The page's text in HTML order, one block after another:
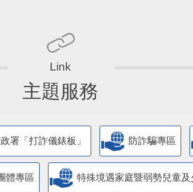
主題服務
署「打詐儀錶板」 防詐騙專區
體專區 特殊境遇家庭暨弱勢兒童